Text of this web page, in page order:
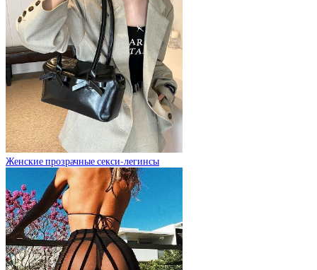
Женские прозрачные секси-легинсы